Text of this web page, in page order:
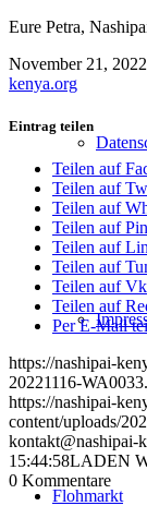
Flohmarkt
Eure Petra,
November 21, 2022
kenya.org
Eintrag teilen
Teilen auf
Teilen auf
Teilen auf
Teilen auf
Teilen auf
Teilen auf
Teilen auf Vk
Teilen auf
Per E-Mail
https://nashipai-
20221116-
https://nashipai-
content/uploads/
kontakt@nashipai-
15:44:58LADEN
0 Kommentare